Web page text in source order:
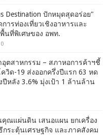
Destination ปักหมุดสุดอร่อย"
ารท่องเที่ยวเชิงอาหารและ
ที่พิเศษของ อพท.
0
ตสาหกรรม – สภาหอการค้าฯชี้
วิด-19 ส่งออกครึ่งปีแรก 63 หด
หลัง 3.6% มุ่งเป้า 1 ล้านล้าน
ณแผ่นดิน เสนอแผน ยกเครื่อง
กระตุ้นเศรษฐกิจ และภาคสังคม